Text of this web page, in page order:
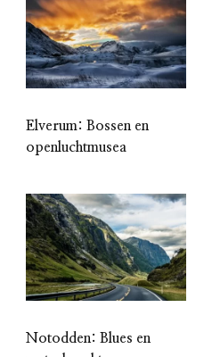
Elverum: Bossen en
openluchtmusea
Notodden: Blues en